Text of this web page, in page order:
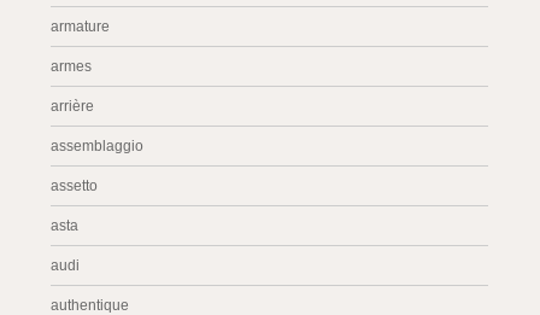
armature
armes
arrière
assemblaggio
assetto
asta
audi
authentique